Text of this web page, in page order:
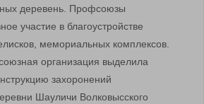
деревень. Профсоюзы
участие в благоустройстве
мемориальных комплексов.
организация выделила
захоронений
Шауличи Волковысского